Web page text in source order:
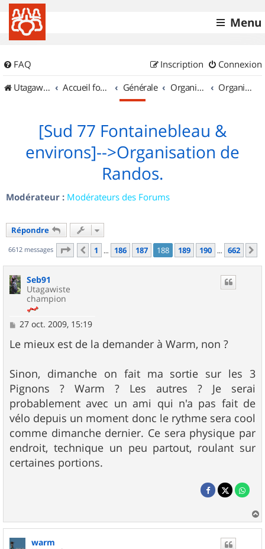
Menu
FAQ Connexion
Inscription
UtagawaVTT (Randos VTT et VTTAE avec traces GPS)
Accueil forum Générale Organisation de sorties & Recherche de partenaires Organisation de sorties en région Île de France
[Sud 77 Fontainebleau &
environs]-->Organisation de
Randos.
Modérateur : Modérateurs des Forums
Répondre
6612 messages Page 188 sur662
Précédent
1 … 186 187 188 189 190 … 662
Seb91
Utagawiste
champion
M
s
s
g
e
27 oct. 2009, 15:19
Le mieux est de la demander à Warm, non ?
Sinon, dimanche on fait ma sortie sur les 3
Pignons ? Warm ? Les autres ? Je serai
probablement avec un ami qui n'a pas fait de
vélo depuis un moment donc le rythme sera cool
comme dimanche dernier. Ce sera physique par
endroit, technique un peu partout, roulant sur
certaines portions.
a
warm